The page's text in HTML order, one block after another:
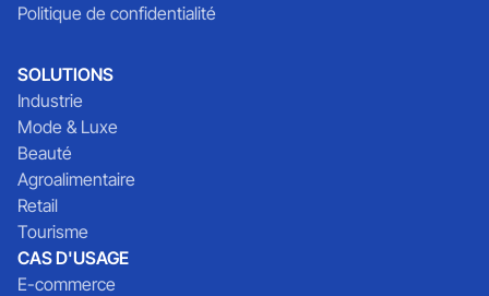
Politique de confidentialité
SOLUTIONS
Industrie
Mode & Luxe
Beauté
Agroalimentaire
Retail
Tourisme
CAS D'USAGE
E-commerce